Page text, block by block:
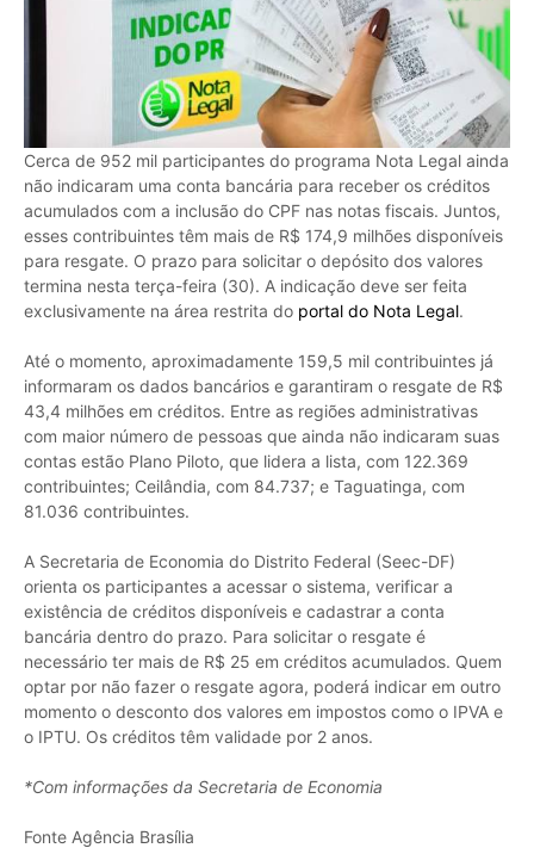
Cerca de 952 mil participantes do programa Nota Legal ainda
não indicaram uma conta bancária para receber os créditos
acumulados com a inclusão do CPF nas notas fiscais. Juntos,
esses contribuintes têm mais de R$ 174,9 milhões disponíveis
para resgate. O prazo para solicitar o depósito dos valores
termina nesta terça-feira (30). A indicação deve ser feita
exclusivamente na área restrita do portal do Nota Legal.
Até o momento, aproximadamente 159,5 mil contribuintes já
informaram os dados bancários e garantiram o resgate de R$
43,4 milhões em créditos. Entre as regiões administrativas
com maior número de pessoas que ainda não indicaram suas
contas estão Plano Piloto, que lidera a lista, com 122.369
contribuintes; Ceilândia, com 84.737; e Taguatinga, com
81.036 contribuintes.
A Secretaria de Economia do Distrito Federal (Seec-DF)
orienta os participantes a acessar o sistema, verificar a
existência de créditos disponíveis e cadastrar a conta
bancária dentro do prazo. Para solicitar o resgate é
necessário ter mais de R$ 25 em créditos acumulados. Quem
optar por não fazer o resgate agora, poderá indicar em outro
momento o desconto dos valores em impostos como o IPVA e
o IPTU. Os créditos têm validade por 2 anos.
*Com informações da Secretaria de Economia
Fonte Agência Brasília